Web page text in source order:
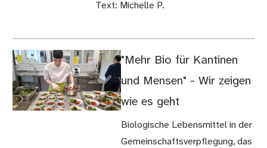
Text: Michelle P.
"Mehr Bio für Kantinen
und Mensen" - Wir zeigen
wie es geht
Biologische Lebensmittel in der
Gemeinschaftsverpflegung, das